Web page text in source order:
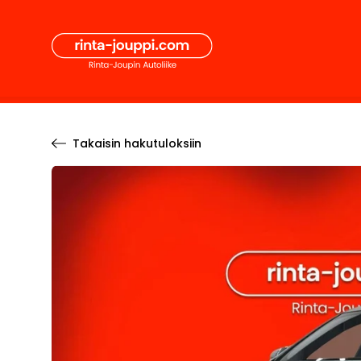
sisältöön
Takaisin hakutuloksiin